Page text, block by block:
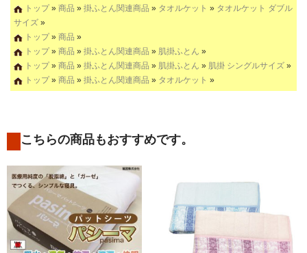
トップ» 商品 » 掛ふとん関連商品 » タオルケット » タオルケット ダブル
サイズ »
トップ» 商品 »
トップ» 商品 » 掛ふとん関連商品 » 肌掛ふとん »
トップ» 商品 » 掛ふとん関連商品 » 肌掛ふとん » 肌掛 シングルサイズ »
トップ» 商品 » 掛ふとん関連商品 » タオルケット »
こちらの商品もおすすめです。